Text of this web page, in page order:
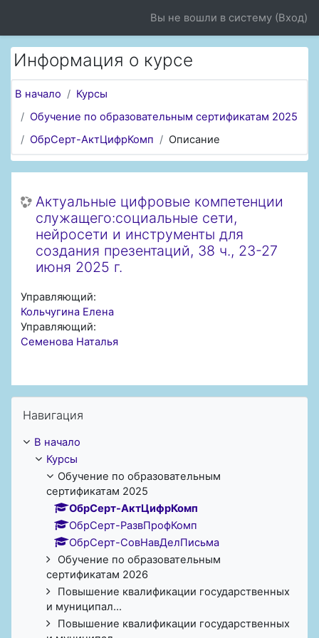
Вы не вошли в систему (Вход)
Информация о курсе
В начало
Курсы
Обучение по образовательным сертификатам 2025
ОбрСерт-АктЦифрКомп
Описание
Актуальные цифровые компетенции
служащего:социальные сети,
нейросети и инструменты для
создания презентаций, 38 ч., 23-27
июня 2025 г.
Управляющий:
Кольчугина Елена
Управляющий:
Семенова Наталья
Пропустить Навигация
Навигация
В начало
Курсы
Обучение по образовательным
сертификатам 2025
ОбрСерт-АктЦифрКомп
ОбрСерт-РазвПрофКомп
ОбрСерт-СовНавДелПисьма
Обучение по образовательным
сертификатам 2026
Повышение квалификации государственных
и муниципал...
Повышение квалификации государственных